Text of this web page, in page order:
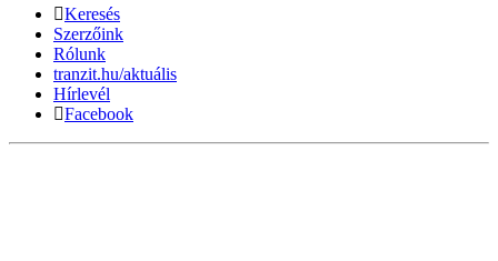
Keresés
Szerzőink
Rólunk
tranzit.hu/aktuális
Hírlevél
Facebook